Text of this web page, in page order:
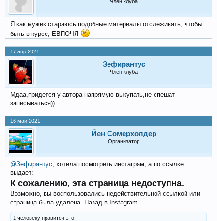
Член клуба
Я как мужик стараюсь подобные материалы отслеживать, чтобы
быть в курсе, ЕВПОЧЯ
17 апр 2021
Зефирантус
Член клуба
Мдаа,придется у автора напрямую выкупать,не спешат
записываться))
16 май 2021
Йен Сомерхолдер
Организатор
@Зефирантус , хотела посмотреть инстаграм, а по ссылке
выдает:
К сожалению, эта страница недоступна.
Возможно, вы воспользовались недействительной ссылкой или
страница была удалена. Назад в Instagram.
1 человеку нравится это.